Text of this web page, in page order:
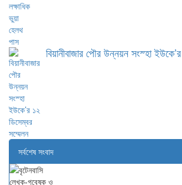
বিয়ানীবাজার পৌর উন্নয়ন সংস্হা
সর্বশেষ সংবাদ